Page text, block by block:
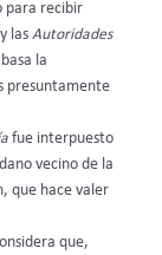
para recibir
las Autoridades
la
presuntamente
fue interpuesto
vecino de la
que hace valer
que,